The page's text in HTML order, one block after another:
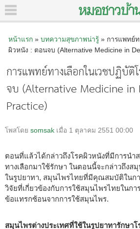
หน้าแรก» บทความสุขภาพน่ารู้» การแพทย์ท
ผิวหนัง : ตอนจบ (Alternative Medicine in
การแพทย์ทางเลือกในเวชปฏิบั
จบ (Alternative Medicine
Practice)
โพสโดย somsak เมื่อ 1 ตุลาคม 2551 00:00
ตอนที่แล้วได้กล่าวถึงโรคผิวหนังที่มีการนำ
ทางเลือกมาใช้รักษา ในตอนนี้จะกล่าวถึงส
ในรูปยาทา, สมุนไพรไทยที่มีคุณสมบัติในก
วิจัยที่เกี่ยวข้องกับการใช้สมุนไพรไทยในกา
ข้อแทรกซ้อนจากการใช้สมุนไพร.
สมุนไพรต่างประเทศที่ใช้ในรูปยาทารักษาโ